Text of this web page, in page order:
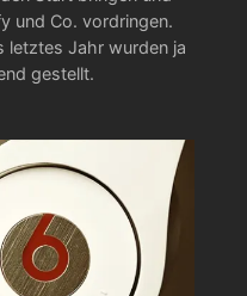
und Co. vordringen.
letztes Jahr wurden ja
gestellt.